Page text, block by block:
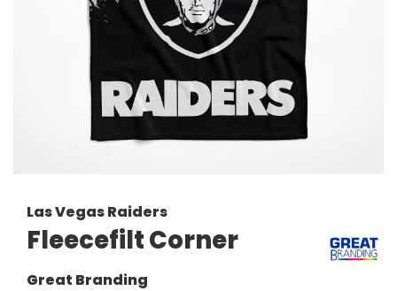
Las Vegas Raiders
Fleecefilt Corner
Great Branding